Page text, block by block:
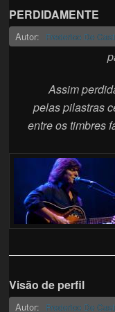
PERDIDAMENTE
Autor: Frederico De
Assim
pelas pilastras
entre os timbres
Visão de perfil
Autor: Frederico De